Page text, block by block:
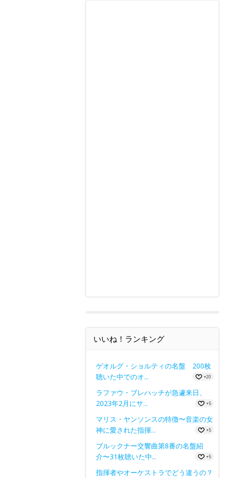
いいね！ランキング
ゲオルグ・ショルティの名盤 200枚
聴いた中でのオ...
+20
ラファウ・ブレハッチが急遽来日、
2023年2月にサ...
+5
マリス・ヤンソンスの特徴〜音楽の女
神に愛された指揮...
+5
ブルックナー交響曲第8番の名盤紹
介〜31枚聴いた中...
+5
指揮者やオーケストラでどう違うの？